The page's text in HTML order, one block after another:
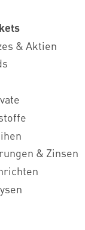
& Aktien
& Zinsen